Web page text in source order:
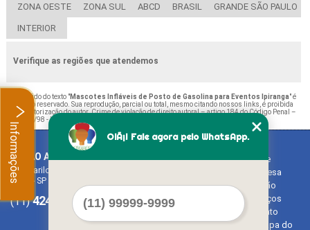
ZONA OESTE ZONA SUL ABCD BRASIL GRANDE SÃO PAULO
INTERIOR
Verifique as regiões que atendemos
O conteúdo do texto "Mascotes Infláveis de Posto de Gasolina para Eventos Ipiranga" é
de direito reservado. Sua reprodução, parcial ou total, mesmo citando nossos links, é proibida
sem a autorização do autor. Crime de violação de direito autoral – artigo 184 do Código Penal –
Lei 9610/98 - Lei de direitos autorais
BALAO ART
Rua Bariloche, 1300 - Chácara Tropical (Caucaia do Alto)
Cotia - SP - CEP: 06726-270
(11)4242-7733(11)3603-0479
Home
Empresa
Missão
Serviços
Contato
Mapa do
OlÃ¡! Fale agora pelo WhatsApp.
Informações